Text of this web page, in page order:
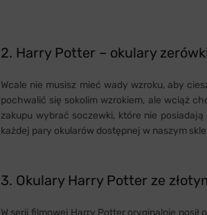
2. Harry Potter – okulary
Wcale nie musisz mieć wady wzroku, aby
pochwalić się sokolim wzrokiem, ale wciąż
zakupu wybrać soczewki, które nie
każdej pary okularów dostępnej w naszym
3. Okulary Harry Potter ze
W serii filmowej Harry Potter oryginalnie